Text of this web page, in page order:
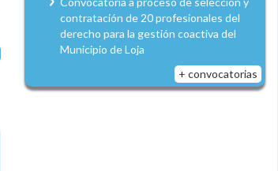
contratación de 20 profesionales del
derecho para la gestión coactiva del
Municipio de Loja
+ convocatorias